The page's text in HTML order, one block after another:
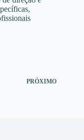
PRÓXIMO